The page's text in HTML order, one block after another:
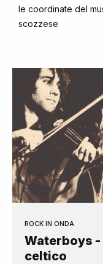
le coordinate del
scozzese
ROCK IN ONDA
Waterboys -
celtico